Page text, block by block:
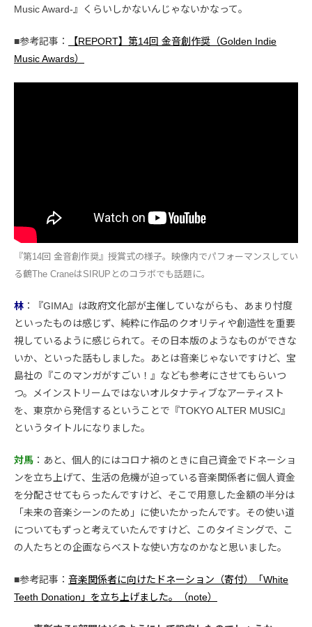
Music Award-』くらいしかないんじゃないかなって。
■参考記事：
【REPORT】第14回 金音創作奨（Golden Indie
Music Awards）
『第14回 金音創作奨』授賞式の様子。映像内でパフォーマンスしてい
る鶴The CraneはSIRUPとのコラボでも話題に。
林 ：『GIMA』は政府文化部が主催していながらも、あまり忖度
といったものは感じず、純粋に作品のクオリティや創造性を重要
視しているように感じられて。その日本版のようなものができな
いか、といった話もしました。あとは音楽じゃないですけど、宝
島社の『このマンガがすごい！』なども参考にさせてもらいつ
つ。メインストリームではないオルタナティブなアーティスト
を、東京から発信するということで『TOKYO ALTER MUSIC』
というタイトルになりました。
対馬 ：あと、個人的にはコロナ禍のときに自己資金でドネーショ
ンを立ち上げて、生活の危機が迫っている音楽関係者に個人資金
を分配させてもらったんですけど、そこで用意した金額の半分は
「未来の音楽シーンのため」に使いたかったんです。その使い道
についてもずっと考えていたんですけど、このタイミングで、こ
の人たちとの企画ならベストな使い方なのかなと思いました。
■参考記事： 音楽関係者に向けたドネーション（寄付）「White
Teeth Donation」を立ち上げました。（note）